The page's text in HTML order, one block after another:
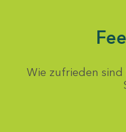
Wie zufrieden